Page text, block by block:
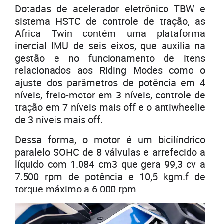
Dotadas de acelerador eletrônico TBW e
sistema HSTC de controle de tração, as
Africa Twin contém uma plataforma
inercial IMU de seis eixos, que auxilia na
gestão e no funcionamento de itens
relacionados aos Riding Modes como o
ajuste dos parâmetros de potência em 4
níveis, freio-motor em 3 níveis, controle de
tração em 7 níveis mais off e o antiwheelie
de 3 níveis mais off.
Dessa forma, o motor é um bicilíndrico
paralelo SOHC de 8 válvulas e arrefecido a
líquido com 1.084 cm3 que gera 99,3 cv a
7.500 rpm de potência e 10,5 kgm.f de
torque máximo a 6.000 rpm.